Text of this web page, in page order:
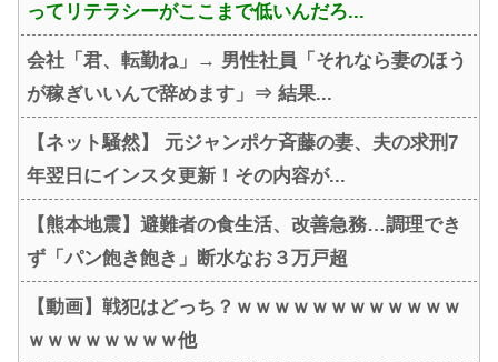
ってリテラシーがここまで低いんだろ...
会社「君、転勤ね」→ 男性社員「それなら妻のほう
が稼ぎいいんで辞めます」⇒ 結果...
【ネット騒然】 元ジャンポケ斉藤の妻、夫の求刑7
年翌日にインスタ更新！その内容が...
【熊本地震】避難者の食生活、改善急務…調理でき
ず「パン飽き飽き」断水なお３万戸超
【動画】戦犯はどっち？ｗｗｗｗｗｗｗｗｗｗｗｗ
ｗｗｗｗｗｗｗｗ他